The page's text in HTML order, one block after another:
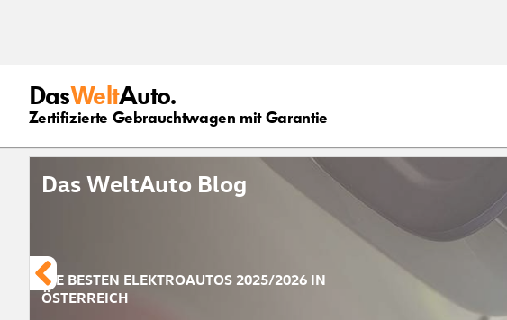
DasWeltAuto.
Zertifizierte Gebrauchtwagen mit Garantie
Das WeltAuto Blog
DIE BESTEN ELEKTROAUTOS 2025/2026 IN
ÖSTERREICH